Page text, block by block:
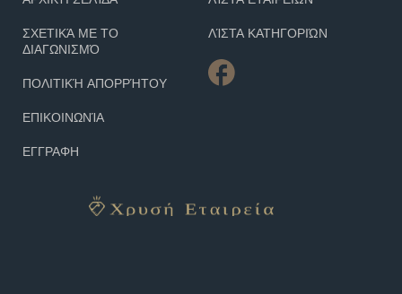
ΣΧΕΤΙΚΆ ΜΕ ΤΟ
ΔΙΑΓΩΝΙΣΜΌ
ΠΟΛΙΤΙΚΉ ΑΠΟΡΡΉΤΟΥ
ΕΠΙΚΟΙΝΩΝΊΑ
ΕΓΓΡΑΦΗ
ΛΊΣΤΑ ΚΑΤΗΓΟΡΙΏΝ